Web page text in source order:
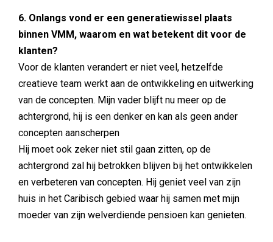
6. Onlangs vond er een generatiewissel plaats
binnen VMM, waarom en wat betekent dit voor de
klanten?
Voor de klanten verandert er niet veel, hetzelfde
creatieve team werkt aan de ontwikkeling en uitwerking
van de concepten. Mijn vader blijft nu meer op de
achtergrond, hij is een denker en kan als geen ander
concepten aanscherpen
Hij moet ook zeker niet stil gaan zitten, op de
achtergrond zal hij betrokken blijven bij het ontwikkelen
en verbeteren van concepten. Hij geniet veel van zijn
huis in het Caribisch gebied waar hij samen met mijn
moeder van zijn welverdiende pensioen kan genieten.